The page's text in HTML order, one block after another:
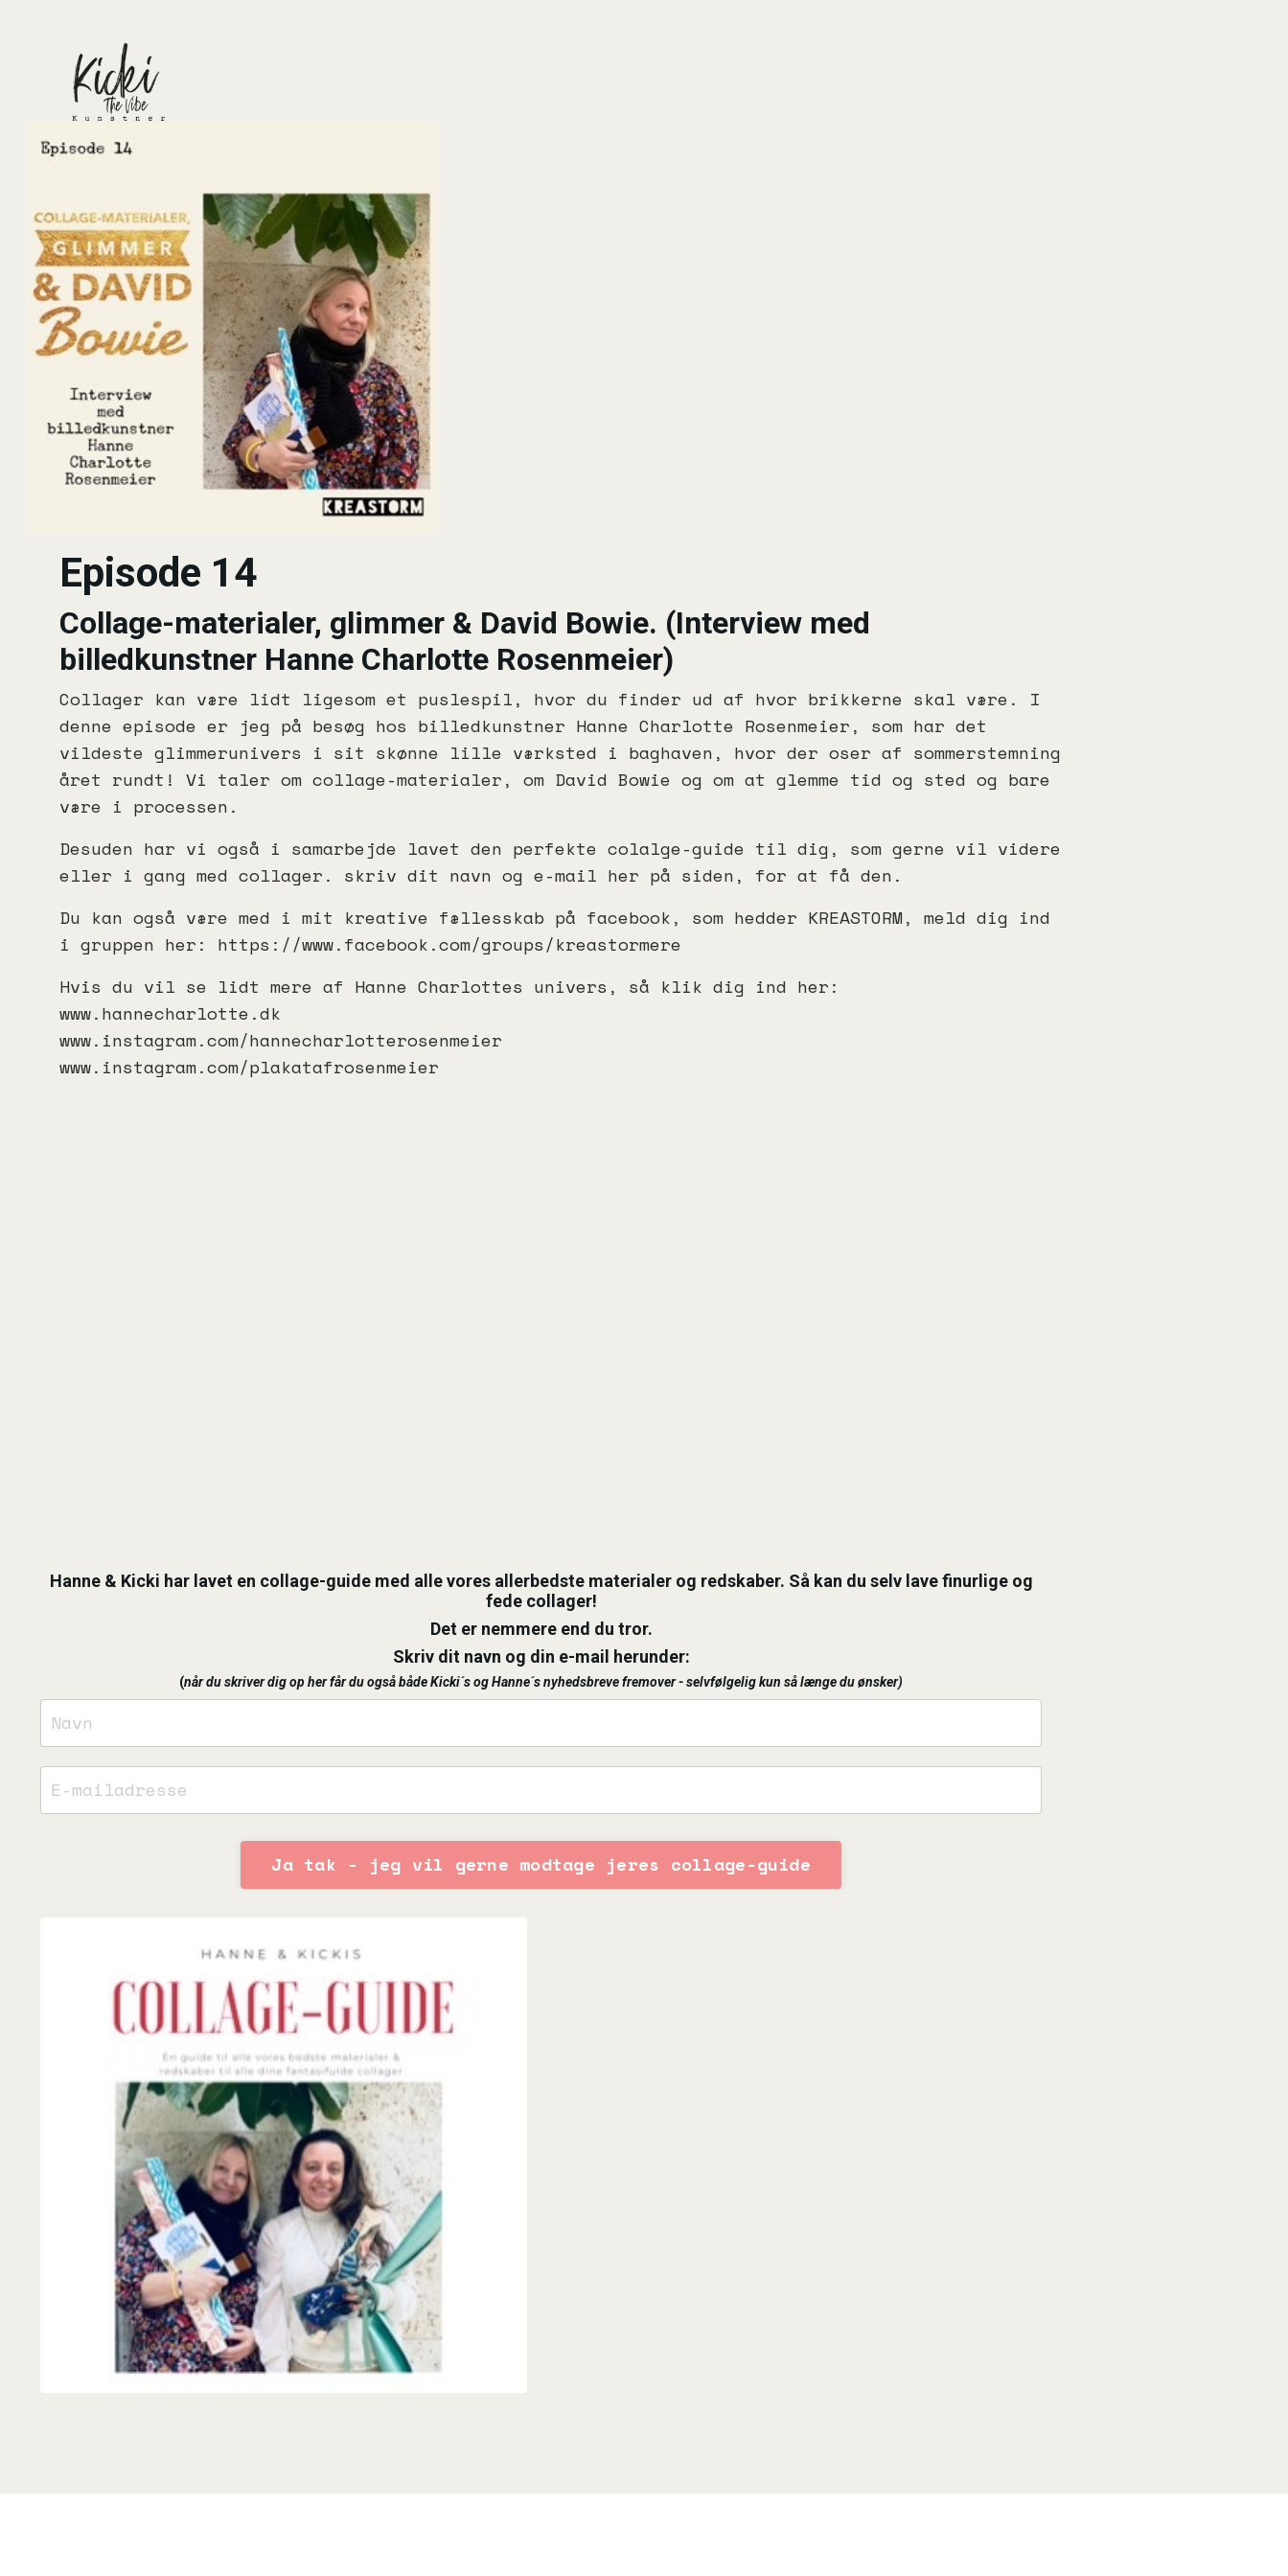
Episode 14
Collage-materialer, glimmer & David Bowie. (Interview med
billedkunstner Hanne Charlotte Rosenmeier)
Collager kan være lidt ligesom et puslespil, hvor du finder ud af hvor brikkerne skal være. I
denne episode er jeg på besøg hos billedkunstner Hanne Charlotte Rosenmeier, som har det
vildeste glimmerunivers i sit skønne lille værksted i baghaven, hvor der oser af sommerstemning
året rundt! Vi taler om collage-materialer, om David Bowie og om at glemme tid og sted og bare
være i processen.
Desuden har vi også i samarbejde lavet den perfekte colalge-guide til dig, som gerne vil videre
eller i gang med collager. skriv dit navn og e-mail her på siden, for at få den.
Du kan også være med i mit kreative fællesskab på facebook, som hedder KREASTORM, meld dig ind
i gruppen her: https://www.facebook.com/groups/kreastormere
Hvis du vil se lidt mere af Hanne Charlottes univers, så klik dig ind her:
www.hannecharlotte.dk
www.instagram.com/hannecharlotterosenmeier
www.instagram.com/plakatafrosenmeier
Hanne & Kicki har lavet en collage-guide med alle vores allerbedste materialer og redskaber. Så kan du selv lave finurlige og
fede collager!
Det er nemmere end du tror.
Skriv dit navn og din e-mail herunder:
(når du skriver dig op her får du også både Kicki´s og Hanne´s nyhedsbreve fremover - selvfølgelig kun så længe du ønsker)
Ja tak - jeg vil gerne modtage jeres collage-guide